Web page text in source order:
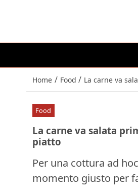
Home / Food / La carne va
Food
La carne va salata
piatto
Per una cottura ad
momento giusto per